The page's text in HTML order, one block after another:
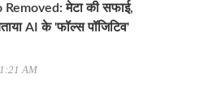
मेटा की सफाई,
AI के 'फॉल्स पॉजिटिव'
AM